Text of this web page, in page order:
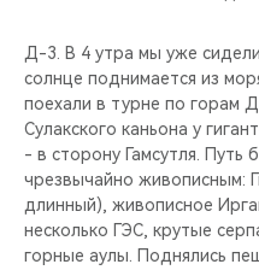
Д-3. В 4 утра мы уже
солнце поднимается из
поехали в турне по горам
Сулакского каньона у
- в сторону Гамсутля. Путь
чрезвычайно живописным:
длинный), живописное
несколько ГЭС, крутые
горные аулы. Поднялись